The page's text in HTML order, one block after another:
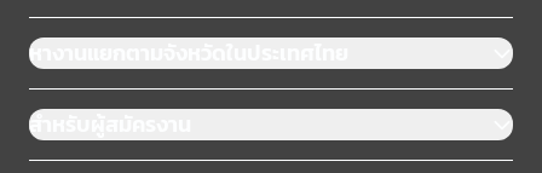
หางานแยกตามจังหวัดในประเทศไทย
สำหรับผู้สมัครงาน